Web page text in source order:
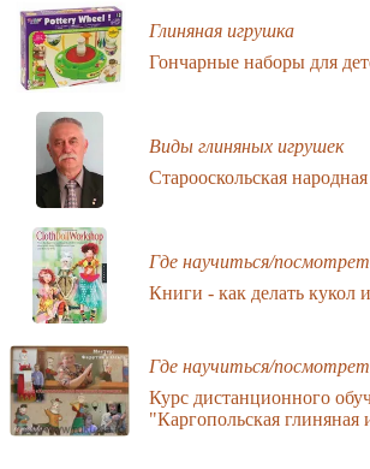
Глиняная игрушка
Гончарные наборы для
Виды глиняных игрушек
Старооскольская
Где научиться/
Книги - как делать кукол
Где научиться/
Курс дистанционного
"Каргопольская глиняная